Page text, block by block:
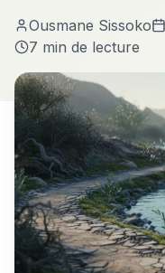
Ousmane Sissoko
7 min de lecture